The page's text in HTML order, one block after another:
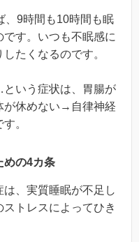
、9時間も10時間も眠
す。いつも不眠感に
たくなるのです。
いう症状は、胃腸が
が休めない→自律神経
。
めの4カ条
、実質睡眠が不足し
トレスによってひき